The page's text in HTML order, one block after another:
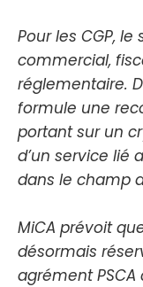
Pour les CGP,
commercial,
réglementaire.
formule une
portant sur un
d’un service lié
dans le champ
MiCA prévoit
désormais
agrément PSCA